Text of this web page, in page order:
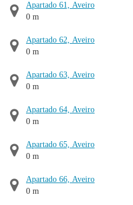
Apartado 61, Aveiro
0 m
Apartado 62, Aveiro
0 m
Apartado 63, Aveiro
0 m
Apartado 64, Aveiro
0 m
Apartado 65, Aveiro
0 m
Apartado 66, Aveiro
0 m